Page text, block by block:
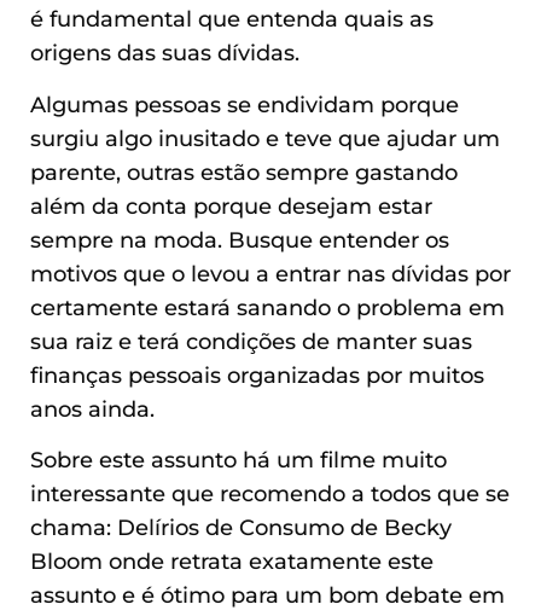
é fundamental que entenda quais as
origens das suas dívidas.
Algumas pessoas se endividam porque
surgiu algo inusitado e teve que ajudar um
parente, outras estão sempre gastando
além da conta porque desejam estar
sempre na moda. Busque entender os
motivos que o levou a entrar nas dívidas por
certamente estará sanando o problema em
sua raiz e terá condições de manter suas
finanças pessoais organizadas por muitos
anos ainda.
Sobre este assunto há um filme muito
interessante que recomendo a todos que se
chama: Delírios de Consumo de Becky
Bloom onde retrata exatamente este
assunto e é ótimo para um bom debate em